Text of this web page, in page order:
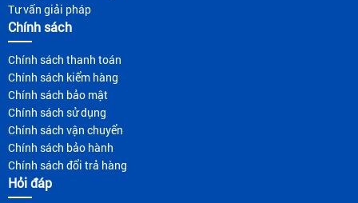
Tư vấn giải pháp
Chính sách
Chính sách thanh toán
Chính sách kiểm hàng
Chính sách bảo mật
Chính sách sử dụng
Chính sách vận chuyển
Chính sách bảo hành
Chính sách đổi trả hàng
Hỏi đáp